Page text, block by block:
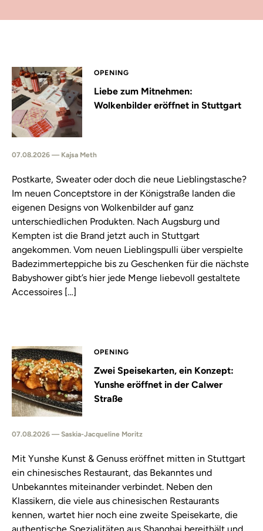
OPENING
Liebe zum Mitnehmen:
Wolkenbilder eröffnet in Stuttgart
07.08.2026 — Kajsa Meth
Postkarte, Sweater oder doch die neue Lieblingstasche?
Im neuen Conceptstore in der Königstraße landen die
eigenen Designs von Wolkenbilder auf ganz
unterschiedlichen Produkten. Nach Augsburg und
Kempten ist die Brand jetzt auch in Stuttgart
angekommen. Vom neuen Lieblingspulli über verspielte
Badezimmerteppiche bis zu Geschenken für die nächste
Babyshower gibt’s hier jede Menge liebevoll gestaltete
Accessoires […]
OPENING
Zwei Speisekarten, ein Konzept:
Yunshe eröffnet in der Calwer
Straße
07.08.2026 — Saskia-Jacqueline Moritz
Mit Yunshe Kunst & Genuss eröffnet mitten in Stuttgart
ein chinesisches Restaurant, das Bekanntes und
Unbekanntes miteinander verbindet. Neben den
Klassikern, die viele aus chinesischen Restaurants
kennen, wartet hier noch eine zweite Speisekarte, die